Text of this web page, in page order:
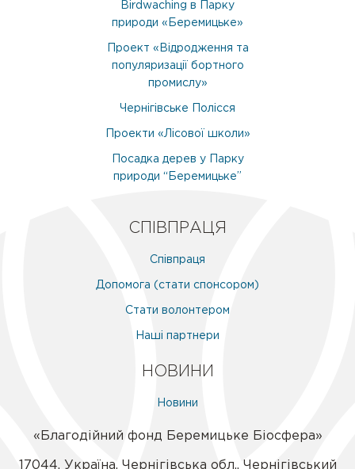
Birdwaching в Парку
природи «Беремицьке»
Проект «Відродження та
популяризації бортного
промислу»
Чернігівське Полісся
Проекти «Лісової школи»
Посадка дерев у Парку
природи “Беремицьке”
СПІВПРАЦЯ
Співпраця
Допомога (стати спонсором)
Стати волонтером
Наші партнери
НОВИНИ
Новини
«Благодійний фонд Беремицьке Біосфера»
17044, Україна, Чернігівська обл., Чернігівський